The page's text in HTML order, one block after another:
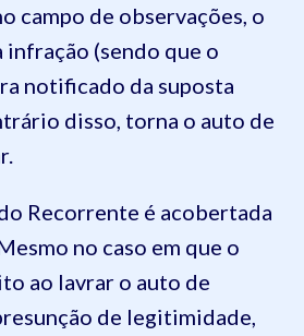
campo de observações, o
(sendo que o
notificado da suposta
disso, torna o auto de
Recorrente é acobertada
no caso em que o
ao lavrar o auto de
de legitimidade,